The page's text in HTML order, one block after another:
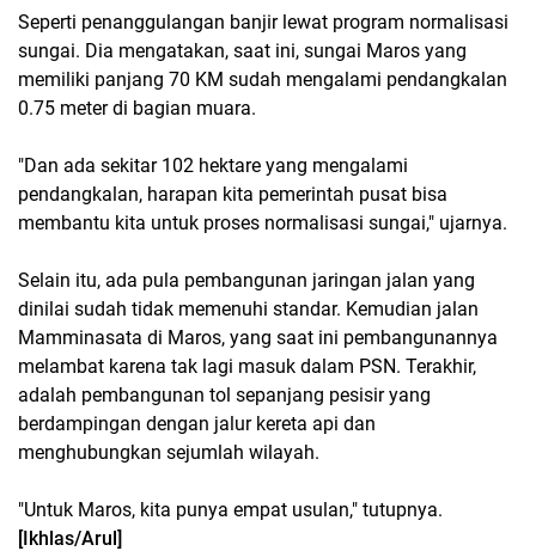
Seperti penanggulangan banjir lewat program normalisasi
sungai. Dia mengatakan, saat ini, sungai Maros yang
memiliki panjang 70 KM sudah mengalami pendangkalan
0.75 meter di bagian muara.
"Dan ada sekitar 102 hektare yang mengalami
pendangkalan, harapan kita pemerintah pusat bisa
membantu kita untuk proses normalisasi sungai," ujarnya.
Selain itu, ada pula pembangunan jaringan jalan yang
dinilai sudah tidak memenuhi standar. Kemudian jalan
Mamminasata di Maros, yang saat ini pembangunannya
melambat karena tak lagi masuk dalam PSN. Terakhir,
adalah pembangunan tol sepanjang pesisir yang
berdampingan dengan jalur kereta api dan
menghubungkan sejumlah wilayah.
"Untuk Maros, kita punya empat usulan," tutupnya.
[Ikhlas/Arul]